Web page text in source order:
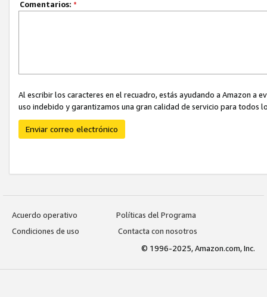
Comentarios: *
Al escribir los caracteres en el recuadro, estás ayudando a Amazon
uso indebido y garantizamos una gran calidad de servicio para todos
Enviar correo electrónico
Acuerdo operativo
Políticas del Programa
Condiciones de uso
Contacta con nosotros
© 1996-2025, Amazon.com, Inc.